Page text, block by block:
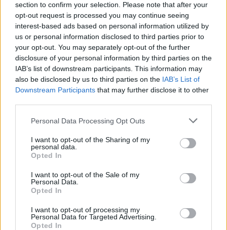
section to confirm your selection. Please note that after your
opt-out request is processed you may continue seeing
interest-based ads based on personal information utilized by
us or personal information disclosed to third parties prior to
your opt-out. You may separately opt-out of the further
disclosure of your personal information by third parties on the
IAB’s list of downstream participants. This information may
also be disclosed by us to third parties on the IAB’s List of
Downstream Participants that may further disclose it to other
Please note that this website/app uses one or more Google
not limited to your visit or usage behaviour. You may click to
grant or deny consent to Google and its third-party tags to
use your data for below specified purposes in below Google
consent section.
Personal Data Processing Opt Outs
I want to opt-out of the Sharing of my
personal data.
Opted In
I want to opt-out of the Sale of my
Personal Data.
Opted In
I want to opt-out of processing my
Personal Data for Targeted Advertising.
Opted In
איור של עורק המציג הצטברות כולסטרול מבריא לעורק
סתום.
לחץ או הקש על התמונה לקבלת מידע נוסף ורזולוציות גבוהות
יותר.
שיפור בריאות הלב
ידי שיפור פרופילי השומנים. מחקרים מצביעים על כך שהוא
הוא עשוי גם לסייע בהעלאת כולסטרול HDL, הסוג "הטוב",
עם זאת, רוב המחקרים נערכו על בעלי חיים, לא על בני אדם.
עובדה זו דורשת ניסויים נוספים בבני אדם כדי לאמת את
יתרונותיו של חומץ תפוחים לבריאות הלב. אלו המעוניינים
להשתמש בו לבריאות הלב צריכים לשקול את השפעותיו על
פרופיל השומנים שלהם. זהו חלק מאסטרטגיה רחבה יותר